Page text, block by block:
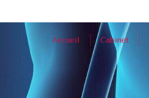
Accueil Cabinet